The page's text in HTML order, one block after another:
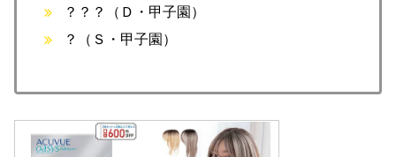
？？？（Ｄ・甲子園）
？（Ｓ・甲子園）